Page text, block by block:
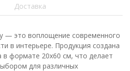
Доставка
— это воплощение современного
в интерьере. Продукция создана
в формате 20x60 см, что делает
для различных